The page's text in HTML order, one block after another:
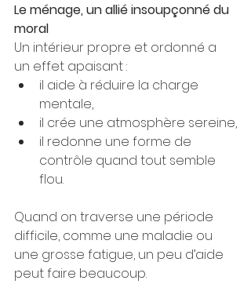
Le ménage, un allié insoupçonné du
moral
Un intérieur propre et ordonné a
un effet apaisant :
il aide à réduire la charge
mentale,
il crée une atmosphère sereine,
il redonne une forme de
contrôle quand tout semble
flou.
Quand on traverse une période
difficile, comme une maladie ou
une grosse fatigue, un peu d’aide
peut faire beaucoup.